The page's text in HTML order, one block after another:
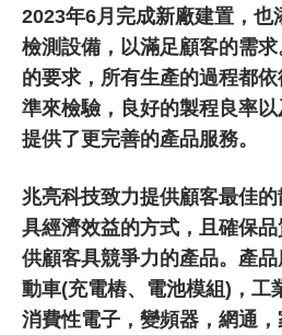
2023年6月完成新廠建置，也
檢測設備，以滿足顧客的需
的要求，所有生產的過程都
準來檢驗，良好的製程良率
提供了更完善的產品服務。
兆亮科技致力提供顧客最佳
具經濟效益的方式，且確保
供顧客具競爭力的產品。產
動車(充電樁、電池模組)，工
消費性電子，變頻器，網通